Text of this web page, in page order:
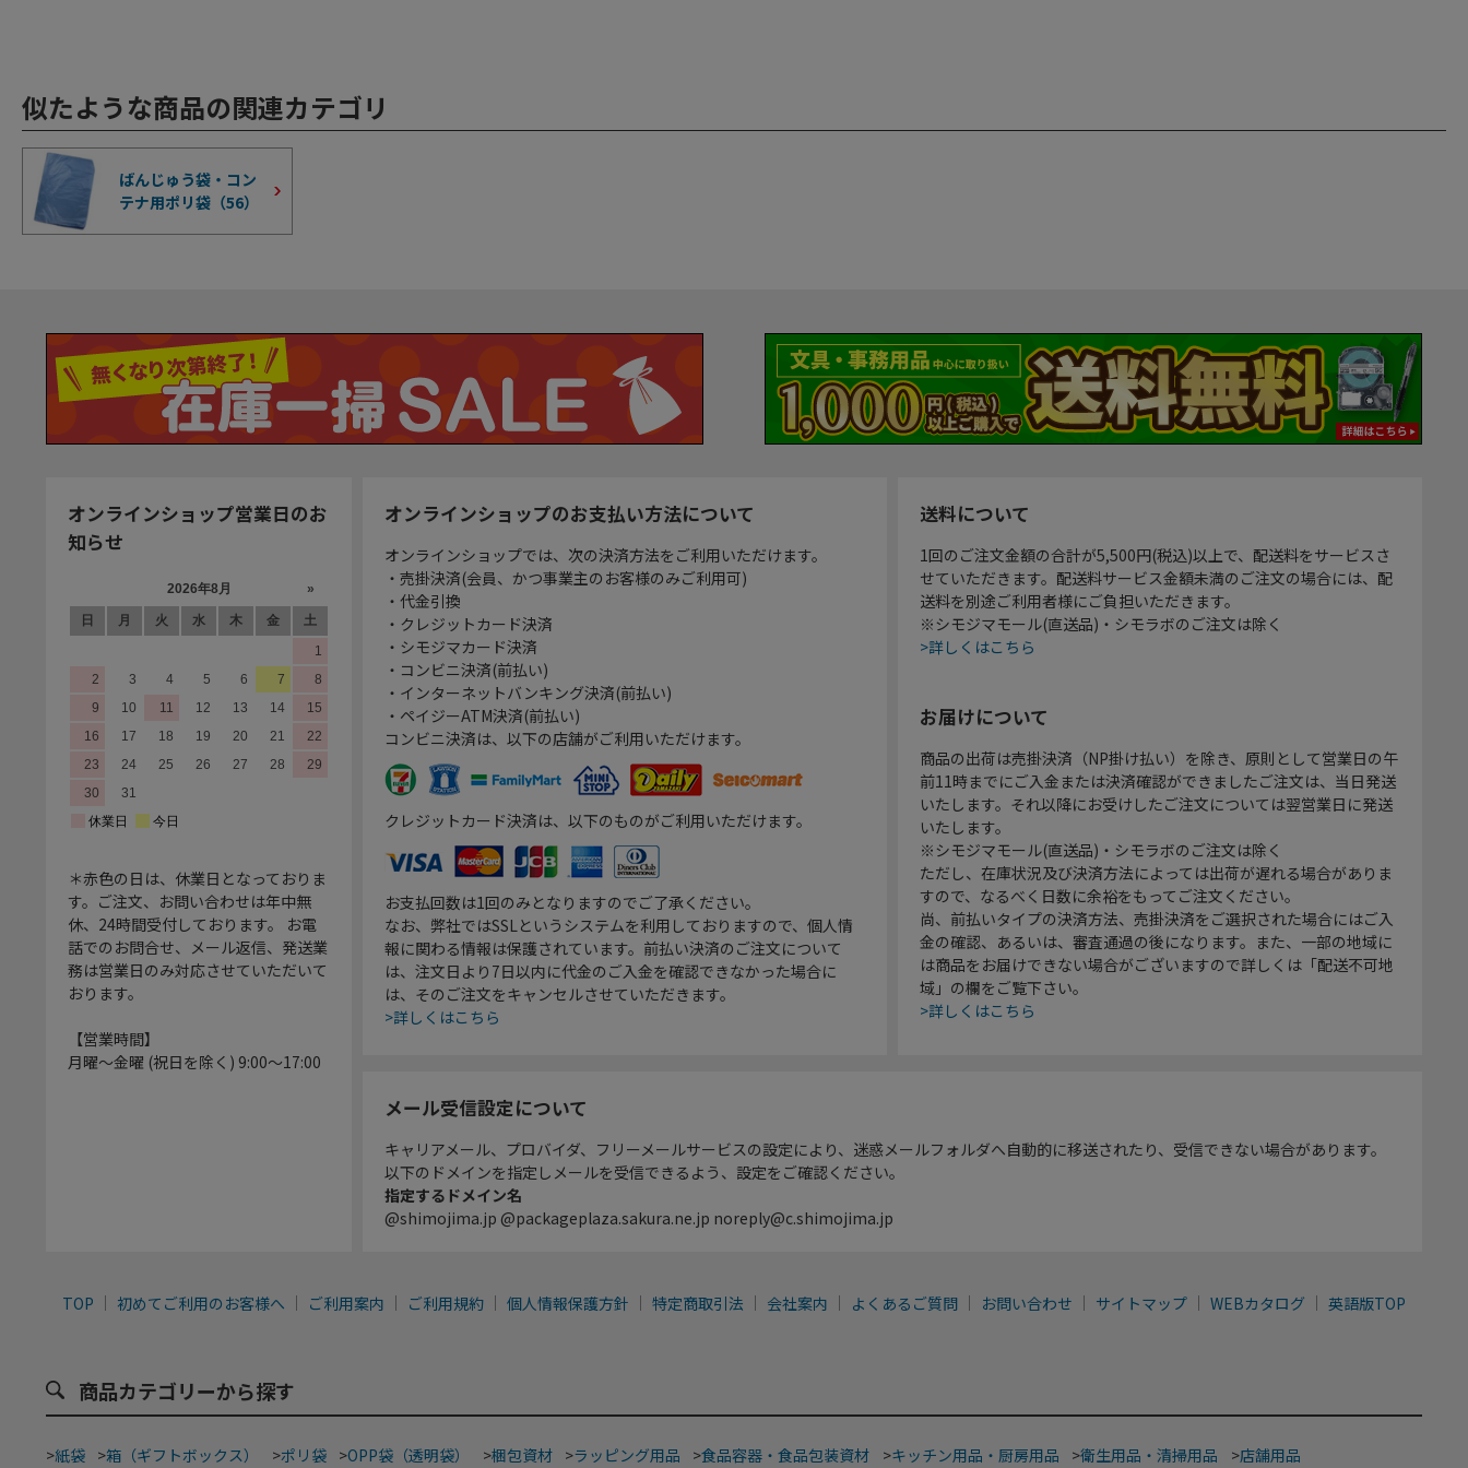
似たような商品の関連カテゴリ
ばんじゅう袋・コン
テナ用ポリ袋（56）
オンラインショップ営業日のお
知らせ
＊赤色の日は、休業日となっておりま
す。ご注文、お問い合わせは年中無
休、24時間受付しております。 お電
話でのお問合せ、メール返信、発送業
務は営業日のみ対応させていただいて
おります。
【営業時間】
月曜～金曜 (祝日を除く) 9:00～17:00
オンラインショップのお支払い方法について
オンラインショップでは、次の決済方法をご利用いただけます。
・売掛決済(会員、かつ事業主のお客様のみご利用可)
・代金引換
・クレジットカード決済
・シモジマカード決済
・コンビニ決済(前払い)
・インターネットバンキング決済(前払い)
・ペイジーATM決済(前払い)
コンビニ決済は、以下の店舗がご利用いただけます。
クレジットカード決済は、以下のものがご利用いただけます。
お支払回数は1回のみとなりますのでご了承ください。
なお、弊社ではSSLというシステムを利用しておりますので、個人情
報に関わる情報は保護されています。前払い決済のご注文について
は、注文日より7日以内に代金のご入金を確認できなかった場合に
は、そのご注文をキャンセルさせていただきます。
>詳しくはこちら
送料について
1回のご注文金額の合計が5,500円(税込)以上で、配送料をサービスさ
せていただきます。配送料サービス金額未満のご注文の場合には、配
送料を別途ご利用者様にご負担いただきます。
※シモジマモール(直送品)・シモラボのご注文は除く
>詳しくはこちら
お届けについて
商品の出荷は売掛決済（NP掛け払い）を除き、原則として営業日の午
前11時までにご入金または決済確認ができましたご注文は、当日発送
いたします。それ以降にお受けしたご注文については翌営業日に発送
いたします。
※シモジマモール(直送品)・シモラボのご注文は除く
ただし、在庫状況及び決済方法によっては出荷が遅れる場合がありま
すので、なるべく日数に余裕をもってご注文ください。
尚、前払いタイプの決済方法、売掛決済をご選択された場合にはご入
金の確認、あるいは、審査通過の後になります。また、一部の地域に
は商品をお届けできない場合がございますので詳しくは「配送不可地
域」の欄をご覧下さい。
>詳しくはこちら
メール受信設定について
キャリアメール、プロバイダ、フリーメールサービスの設定により、迷惑メールフォルダへ自動的に移送されたり、受信できない場合があります。
以下のドメインを指定しメールを受信できるよう、設定をご確認ください。
指定するドメイン名
@shimojima.jp @packageplaza.sakura.ne.jp noreply@c.shimojima.jp
TOP 初めてご利用のお客様へ ご利用案内 ご利用規約 個人情報保護方針 特定商取引法 会社案内 よくあるご質問 お問い合わせ サイトマップ WEBカタログ 英語版TOP
商品カテゴリーから探す
>紙袋 >箱（ギフトボックス） >ポリ袋 >OPP袋（透明袋） >梱包資材 >ラッピング用品 >食品容器・食品包装資材 >キッチン用品・厨房用品 >衛生用品・清掃用品 >店舗用品